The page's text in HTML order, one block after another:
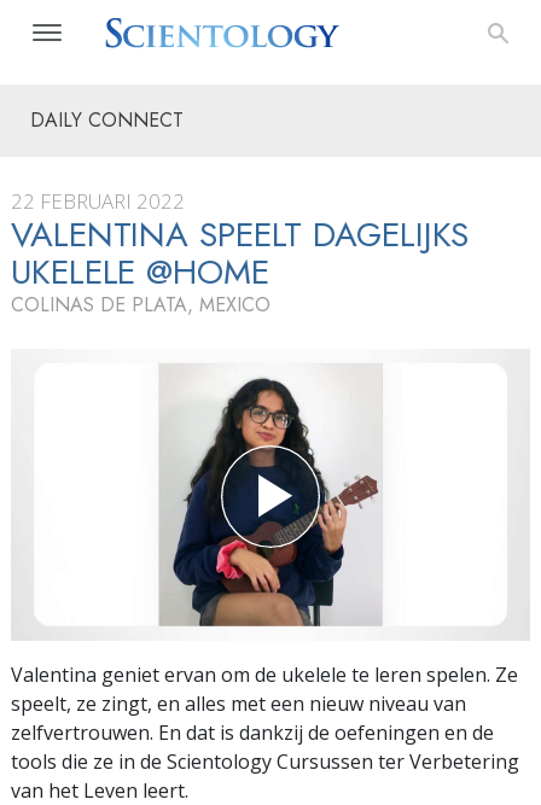
DAILY CONNECT
22 FEBRUARI 2022
VALENTINA SPEELT DAGELIJKS
UKELELE @HOME
COLINAS DE PLATA, MEXICO
Valentina geniet ervan om de ukelele te leren spelen. Ze
speelt, ze zingt, en alles met een nieuw niveau van
zelfvertrouwen. En dat is dankzij de oefeningen en de
tools die ze in de Scientology Cursussen ter Verbetering
van het Leven leert.